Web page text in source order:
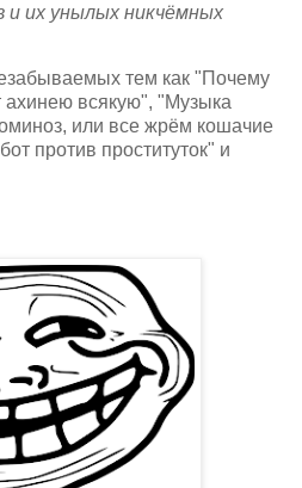
и их унылых никчёмных
тем как "Почему
ахинею всякую", "Музыка
или все жрём кошачие
против проституток" и